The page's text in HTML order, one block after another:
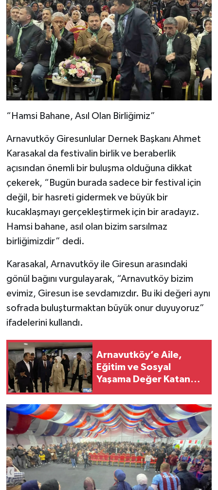
“Hamsi Bahane, Asıl Olan Birliğimiz”
Arnavutköy Giresunlular Dernek Başkanı Ahmet
Karasakal da festivalin birlik ve beraberlik
açısından önemli bir buluşma olduğuna dikkat
çekerek, “Bugün burada sadece bir festival için
değil, bir hasreti gidermek ve büyük bir
kucaklaşmayı gerçekleştirmek için bir aradayız.
Hamsi bahane, asıl olan bizim sarsılmaz
birliğimizdir” dedi.
Karasakal, Arnavutköy ile Giresun arasındaki
gönül bağını vurgulayarak, “Arnavutköy bizim
evimiz, Giresun ise sevdamızdır. Bu iki değeri aynı
sofrada buluşturmaktan büyük onur duyuyoruz”
ifadelerini kullandı.
Arnavutköy’e Aile,
Eğitim ve Sosyal
Yaşama Değer Katan
Açıldı